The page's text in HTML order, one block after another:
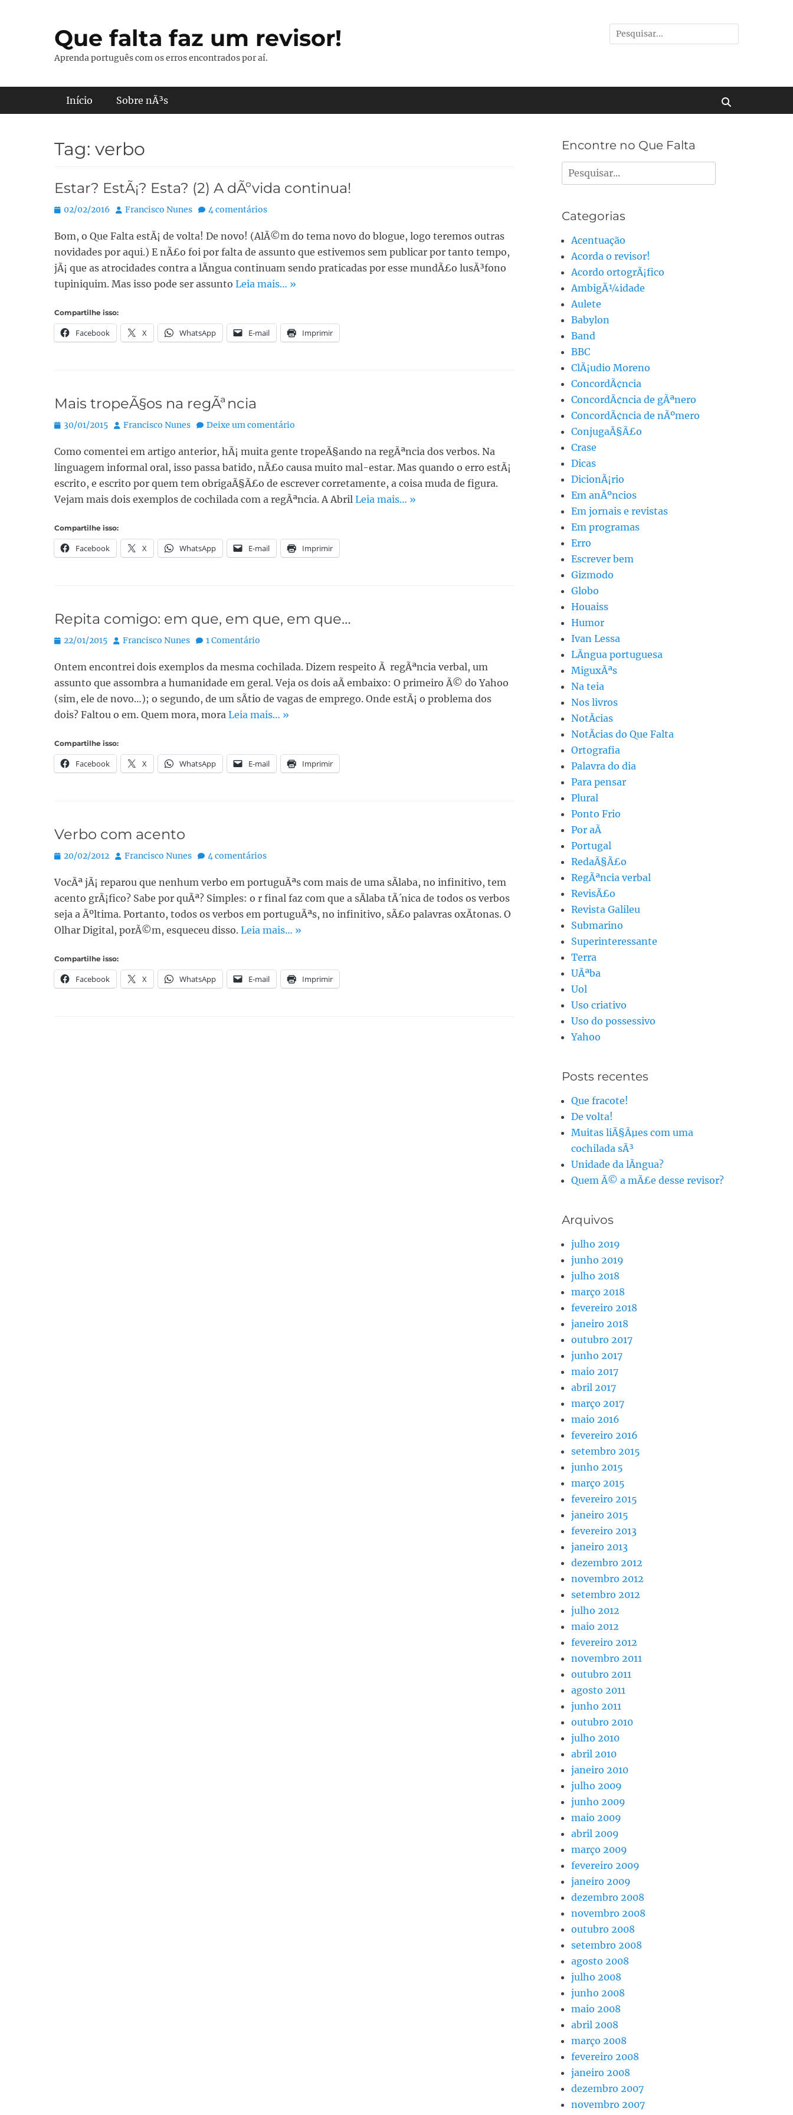
Que falta faz um revisor!
Aprenda português com os erros encontrados por aí.
Pesquisar
por:
Menu principal
Início Sobre nÃ³s
Tag: verbo
Estar? EstÃ¡? Esta? (2) A dÃºvida continua!
Posted
02/02/2016 Autor:
Francisco Nunes 4 comentários
Bom, o Que Falta estÃ¡ de volta! De novo! (AlÃ©m do tema novo do blogue, logo teremos outras
novidades por aqui.) E nÃ£o foi por falta de assunto que estivemos sem publicar por tanto tempo,
jÃ¡ que as atrocidades contra a lÃ­ngua continuam sendo praticadas por esse mundÃ£o lusÃ³fono
tupiniquim. Mas isso pode ser assunto Leia mais… »
Compartilhe isso:
Facebook X WhatsApp E-mail Imprimir
Mais tropeÃ§os na regÃªncia
Posted
30/01/2015 Autor:
Francisco Nunes Deixe um comentário
Como comentei em artigo anterior, hÃ¡ muita gente tropeÃ§ando na regÃªncia dos verbos. Na
linguagem informal oral, isso passa batido, nÃ£o causa muito mal-estar. Mas quando o erro estÃ¡
escrito, e escrito por quem tem obrigaÃ§Ã£o de escrever corretamente, a coisa muda de figura.
Vejam mais dois exemplos de cochilada com a regÃªncia. A Abril Leia mais… »
Compartilhe isso:
Facebook X WhatsApp E-mail Imprimir
Repita comigo: em que, em que, em que…
Posted
22/01/2015 Autor:
Francisco Nunes 1 Comentário
Ontem encontrei dois exemplos da mesma cochilada. Dizem respeito Ã regÃªncia verbal, um
assunto que assombra a humanidade em geral. Veja os dois aÃ­ embaixo: O primeiro Ã© do Yahoo
(sim, ele de novo…); o segundo, de um sÃ­tio de vagas de emprego. Onde estÃ¡ o problema dos
dois? Faltou o em. Quem mora, mora Leia mais… »
Compartilhe isso:
Facebook X WhatsApp E-mail Imprimir
Verbo com acento
Posted
20/02/2012 Autor:
Francisco Nunes 4 comentários
VocÃª jÃ¡ reparou que nenhum verbo em portuguÃªs com mais de uma sÃ­laba, no infinitivo, tem
acento grÃ¡fico? Sabe por quÃª? Simples: o r final faz com que a sÃ­laba tÃ´nica de todos os verbos
seja a Ãºltima. Portanto, todos os verbos em portuguÃªs, no infinitivo, sÃ£o palavras oxÃ­tonas. O
Olhar Digital, porÃ©m, esqueceu disso. Leia mais… »
Compartilhe isso:
Facebook X WhatsApp E-mail Imprimir
Encontre no Que Falta
Pesquisar
por:
Categorias
Acentuação
Acorda o revisor!
Acordo ortogrÃ¡fico
AmbigÃ¼idade
Aulete
Babylon
Band
BBC
ClÃ¡udio Moreno
ConcordÃ¢ncia
ConcordÃ¢ncia de gÃªnero
ConcordÃ¢ncia de nÃºmero
ConjugaÃ§Ã£o
Crase
Dicas
DicionÃ¡rio
Em anÃºncios
Em jornais e revistas
Em programas
Erro
Escrever bem
Gizmodo
Globo
Houaiss
Humor
Ivan Lessa
LÃ­ngua portuguesa
MiguxÃªs
Na teia
Nos livros
NotÃ­cias
NotÃ­cias do Que Falta
Ortografia
Palavra do dia
Para pensar
Plural
Ponto Frio
Por aÃ­
Portugal
RedaÃ§Ã£o
RegÃªncia verbal
RevisÃ£o
Revista Galileu
Submarino
Superinteressante
Terra
UÃªba
Uol
Uso criativo
Uso do possessivo
Yahoo
Posts recentes
Que fracote!
De volta!
Muitas liÃ§Ãµes com uma
cochilada sÃ³
Unidade da lÃ­ngua?
Quem Ã© a mÃ£e desse revisor?
Arquivos
julho 2019
junho 2019
julho 2018
março 2018
fevereiro 2018
janeiro 2018
outubro 2017
junho 2017
maio 2017
abril 2017
março 2017
maio 2016
fevereiro 2016
setembro 2015
junho 2015
março 2015
fevereiro 2015
janeiro 2015
fevereiro 2013
janeiro 2013
dezembro 2012
novembro 2012
setembro 2012
julho 2012
maio 2012
fevereiro 2012
novembro 2011
outubro 2011
agosto 2011
junho 2011
outubro 2010
julho 2010
abril 2010
janeiro 2010
julho 2009
junho 2009
maio 2009
abril 2009
março 2009
fevereiro 2009
janeiro 2009
dezembro 2008
novembro 2008
outubro 2008
setembro 2008
agosto 2008
julho 2008
junho 2008
maio 2008
abril 2008
março 2008
fevereiro 2008
janeiro 2008
dezembro 2007
novembro 2007